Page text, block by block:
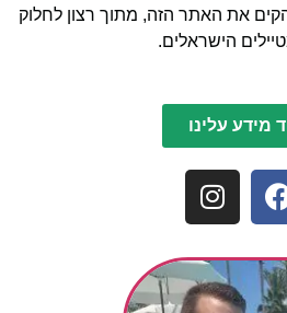
את האתר הזה, מתוך רצון לחלוק
הישראלים.
מידע עלינו